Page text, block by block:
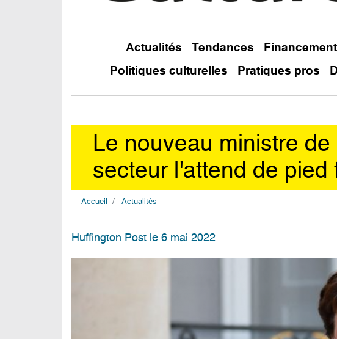
Actualités Tendances
Politiques culturelles
Pratiques pros
Le nouveau ministre
secteur l'attend de pied
Accueil Actualités
Huffington Post le 6 mai 2022